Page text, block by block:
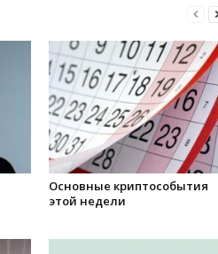
Основные криптособытия
этой недели